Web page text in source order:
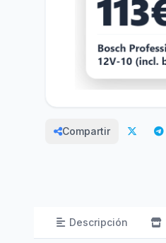
Compartir
Descripción